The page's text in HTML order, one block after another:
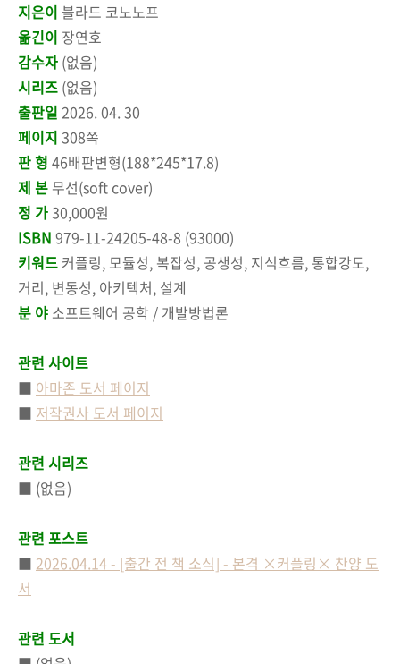
지은이 블라드 코노노프
옮긴이 장연호
감수자 (없음)
시리즈 (없음)
출판일 2026. 04. 30
페이지 308쪽
판 형 46배판변형(188*245*17.8)
제 본 무선(soft cover)
정 가30,000원
ISBN 979-11-24205-48-8 (93000)
키워드 커플링, 모듈성, 복잡성, 공생성, 지식흐름, 통합강도,
거리, 변동성, 아키텍처, 설계
분 야 소프트웨어 공학 / 개발방법론
관련 사이트
■ 아마존 도서 페이지
■ 저작권사 도서 페이지
관련 시리즈
■ (없음)
관련 포스트
■ 2026.04.14 - [출간 전 책 소식] - 본격 ×커플링× 찬양 도
서
관련 도서